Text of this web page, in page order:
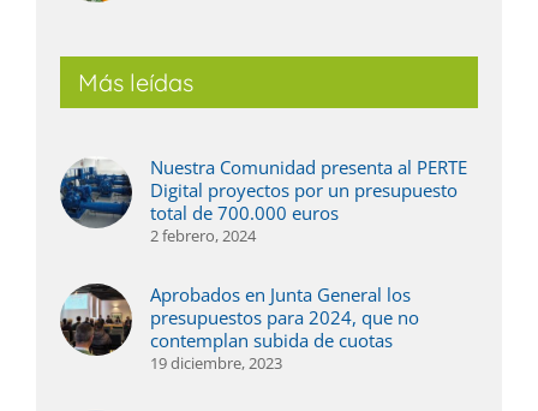
Más leídas
Nuestra Comunidad presenta al PERTE
Digital proyectos por un presupuesto
total de 700.000 euros
2 febrero, 2024
Aprobados en Junta General los
presupuestos para 2024, que no
contemplan subida de cuotas
19 diciembre, 2023